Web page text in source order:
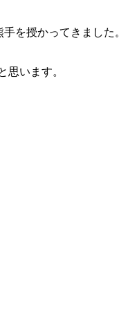
を授かってきました。
思います。